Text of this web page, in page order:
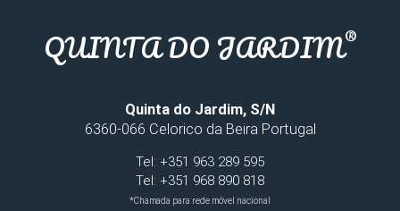
QUINTA DO JARDIM®
Quinta do Jardim, S/N
6360-066 Celorico da Beira Portugal
Tel: +351 963 289 595
Tel: +351 968 890 818
*Chamada para rede móvel nacional